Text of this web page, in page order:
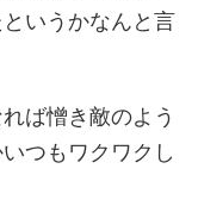
いうかなんと言
ば憎き敵のよう
つもワクワクし